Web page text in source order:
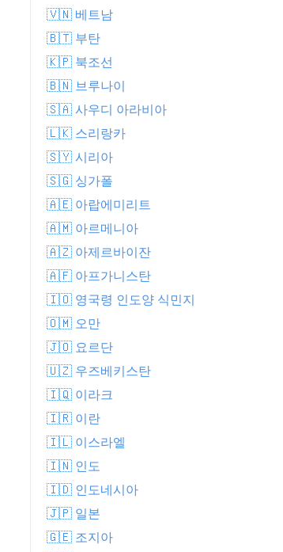
일 9. 8월
화창함
25.3°C
22.0°C
19.6°C
46%
🇻🇳 베트남
🇧🇹 부탄
🇰🇵 북조선
🇧🇳 브루나이
🇸🇦 사우디 아라비아
🇱🇰 스리랑카
🇸🇾 시리아
🇸🇬 싱가폴
🇦🇪 아랍에미리트
🇦🇲 아르메니아
🇦🇿 아제르바이잔
🇦🇫 아프가니스탄
🇮🇴 영국령 인도양 식민지
🇴🇲 오만
🇯🇴 요르단
🇺🇿 우즈베키스탄
🇮🇶 이라크
🇮🇷 이란
🇮🇱 이스라엘
🇮🇳 인도
🇮🇩 인도네시아
🇯🇵 일본
🇬🇪 조지아